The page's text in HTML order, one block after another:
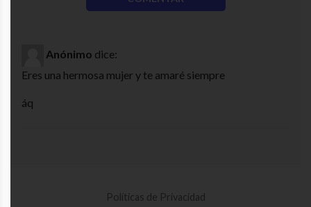
Anónimo dice:
Eres una hermosa mujer y te amaré siempre
áq
Políticas de Privacidad